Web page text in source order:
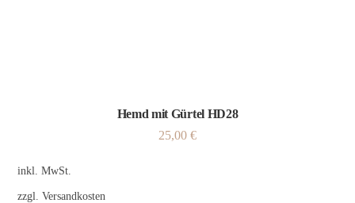
Hemd mit Gürtel HD28
25,00 €
inkl. MwSt.
zzgl.Versandkosten